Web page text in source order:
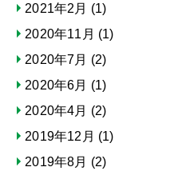
2021年2月 (1)
2020年11月 (1)
2020年7月 (2)
2020年6月 (1)
2020年4月 (2)
2019年12月 (1)
2019年8月 (2)